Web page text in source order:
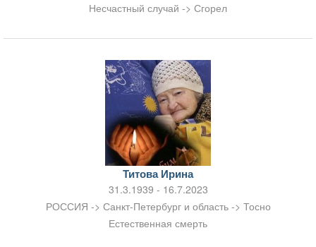
Несчастный случай -> Сгорел
Титова Ирина
31.3.1939 - 16.7.2023
РОССИЯ -> Санкт-Петербург и область -> Тосно
Естественная смерть